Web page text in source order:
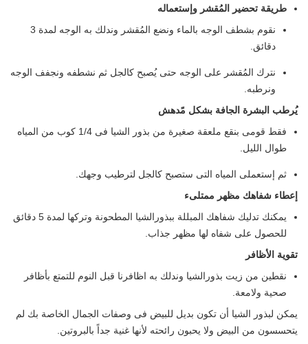
طريقة تحضير المُقشر وإستعماله
نقوم بشطف الوجه بالماء ونضع المُقشر وندلك به الوجه لمدة 3
دقائق.
نترك المُقشر على الوجه حتى يُصبح كالجل ثم نشطفه ونجفف الوجه
ونرطبه.
يُرطب البشرة الجافة بشكل مًدهش
فقط قومى بنقع ملعقة صغيرة من بذور الشيا فى 1/4 كوب من المياه
طوال الليل.
ثم إستعملى المياه التى ستصبح كالجل لترطيب وجهك.
إعطاء شفاهك مظهر ممتلىء
يمكنك تدليك شفاهك المبللة ببذورالشيا المطحونة وتركها لمدة 5 دقائق
للحصول على شفاه لها مظهر جذاب.
تقوية الأظافر
نقطين من زيت بذورالشيا وندلك به اظافرنا قبل النوم للتمتع بأظافر
صحية ولامعة.
يمكن لبذور الشيا أن تكون بديل للبيض فى وصفات الجمال الخاصة بك لم
يتحسسون من البيض ولا يحبون رائحته لأنها غنية جداً بالبروتين.